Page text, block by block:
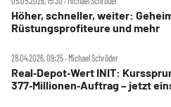
Höher, schneller, weiter:
Rüstungsprofiteure und mehr
28.04.2026, 09:25 ‧ Michael Schröder
Real‑Depot‑Wert INIT:
377‑Millionen‑Auftrag – jetzt